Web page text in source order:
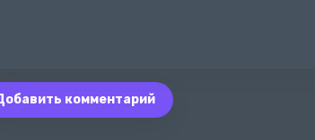
комментарий